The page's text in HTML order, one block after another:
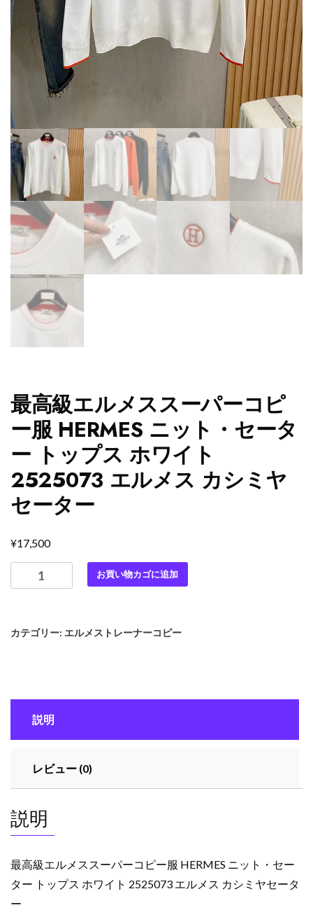
最高級エルメススーパーコピ
ー服 HERMES ニット・セータ
ー トップス ホワイト
2525073 エルメス カシミヤ
セーター
¥17,500
高
ル
ー
ー
HERMES
ニ
ト・
セ
ー
お買い物カゴに追加
カテゴリー: エルメストレーナーコピー
説明
レビュー (0)
説明
最高級エルメススーパーコピー服 HERMES ニット・セー
ター トップス ホワイト 2525073 エルメス カシミヤセータ
ー